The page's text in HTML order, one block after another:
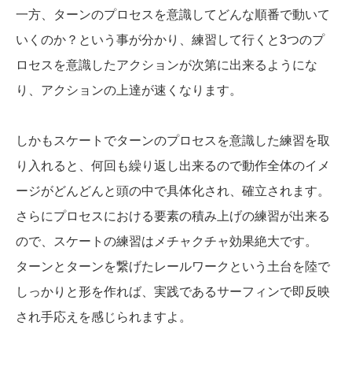
一方、ターンのプロセスを意識してどんな順番で動いて
いくのか？という事が分かり、練習して行くと3つのプ
ロセスを意識したアクションが次第に出来るようにな
り、アクションの上達が速くなります。
しかもスケートでターンのプロセスを意識した練習を取
り入れると、何回も繰り返し出来るので動作全体のイメ
ージがどんどんと頭の中で具体化され、確立されます。
さらにプロセスにおける要素の積み上げの練習が出来る
ので、スケートの練習はメチャクチャ効果絶大です。
ターンとターンを繋げたレールワークという土台を陸で
しっかりと形を作れば、実践であるサーフィンで即反映
され手応えを感じられますよ。